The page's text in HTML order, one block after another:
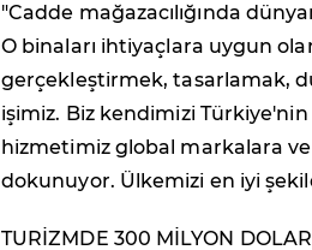
"Cadde mağazacılığında
O binaları ihtiyaçlara uygun
gerçekleştirmek, tasarlamak,
işimiz. Biz kendimizi
hizmetimiz global markalara
dokunuyor. Ülkemizi en iyi
TURİZMDE 300 MİLYON